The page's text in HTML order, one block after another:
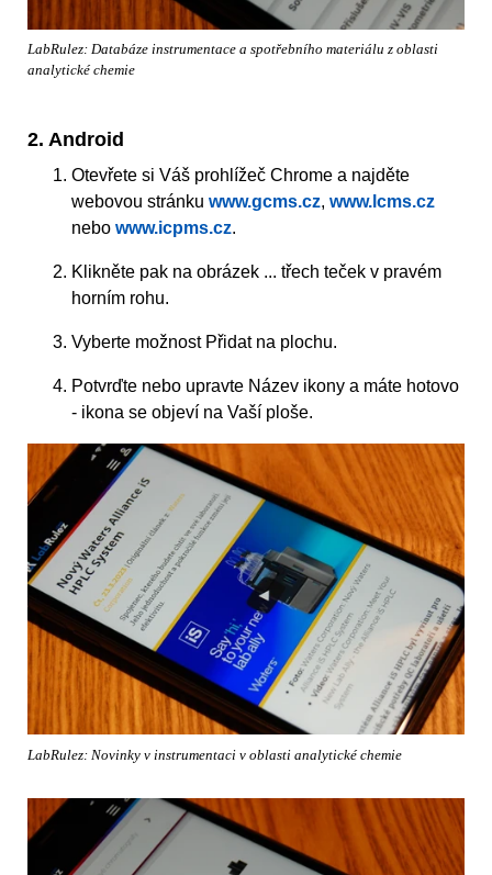
LabRulez: Databáze instrumentace a spotřebního materiálu z oblasti
analytické chemie
2. Android
Otevřete si Váš prohlížeč Chrome a najděte
webovou stránku www.gcms.cz, www.lcms.cz
nebo www.icpms.cz.
Klikněte pak na obrázek ... třech teček v pravém
horním rohu.
Vyberte možnost Přidat na plochu.
Potvrďte nebo upravte Název ikony a máte hotovo
- ikona se objeví na Vaší ploše.
LabRulez: Novinky v instrumentaci v oblasti analytické chemie